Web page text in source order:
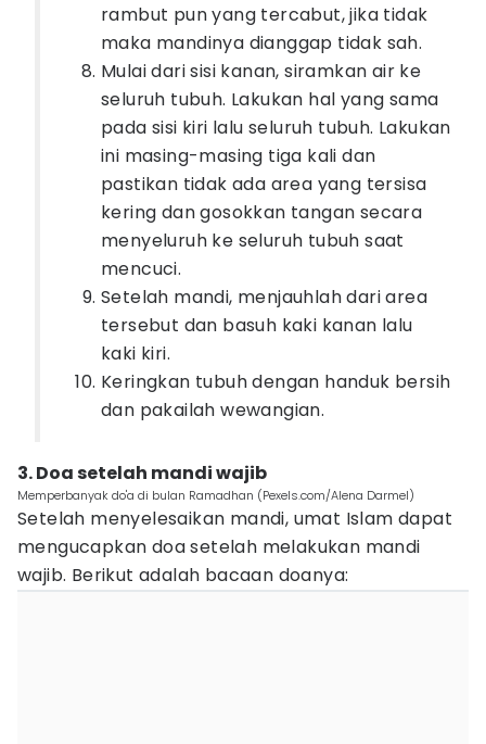
rambut pun yang tercabut, jika tidak
maka mandinya dianggap tidak sah.
Mulai dari sisi kanan, siramkan air ke
seluruh tubuh. Lakukan hal yang sama
pada sisi kiri lalu seluruh tubuh. Lakukan
ini masing-masing tiga kali dan
pastikan tidak ada area yang tersisa
kering dan gosokkan tangan secara
menyeluruh ke seluruh tubuh saat
mencuci.
Setelah mandi, menjauhlah dari area
tersebut dan basuh kaki kanan lalu
kaki kiri.
Keringkan tubuh dengan handuk bersih
dan pakailah wewangian.
3. Doa setelah mandi wajib
Memperbanyak do'a di bulan Ramadhan (Pexels.com/Alena Darmel)
Setelah menyelesaikan mandi, umat Islam dapat
mengucapkan doa setelah melakukan mandi
wajib. Berikut adalah bacaan doanya: